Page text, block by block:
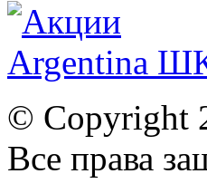
Argentina
© Copyright
Все права